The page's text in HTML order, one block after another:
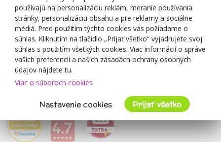
O predajcovi
Mimulo.sk
Obchodné podmienky
Ochrana osobných údajov GDPR
Kontakty
Spolupracujeme
používajú na personalizáciu reklám, meranie používania
stránky, personalizáciu obsahu a pre reklamy a sociálne
médiá. Pred použitím týchto cookies vás požiadame o
súhlas. Kliknutím na tlačidlo „Prijať všetko“ vyjadrujete svoj
súhlas s použitím všetkých cookies. Viac informácií o správe
vašich preferencií a našich zásadách ochrany osobných
údajov nájdete tu.
Viac o súboroch cookies
Nastavenie cookies Prijať všetko